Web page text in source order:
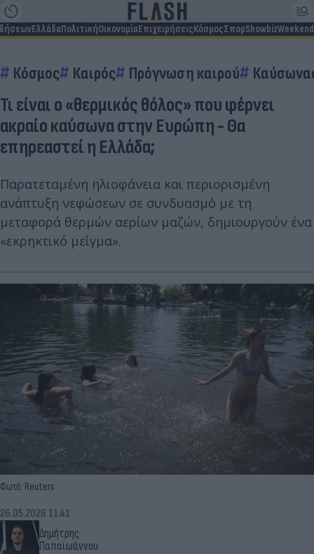
ΕλλάδαΠολιτικήΟικονομίαΕπιχειρήσειςΚόσμοςΣπορShowbizWeekend
Κόσμος Καιρός Πρόγνωση καιρού
Τι είναι ο «θερμικός θόλος» που φέρνει
ακραίο καύσωνα στην Ευρώπη - Θα
επηρεαστεί η Ελλάδα;
Παρατεταμένη ηλιοφάνεια και περιορισμένη
ανάπτυξη νεφώσεων σε συνδυασμό με τη
μεταφορά θερμών αερίων μαζών, δημιουργούν ένα
«εκρηκτικό μείγμα».
Φωτό: Reuters
Δημήτρης
Παπαϊωάννου
26.05.2026 11:41